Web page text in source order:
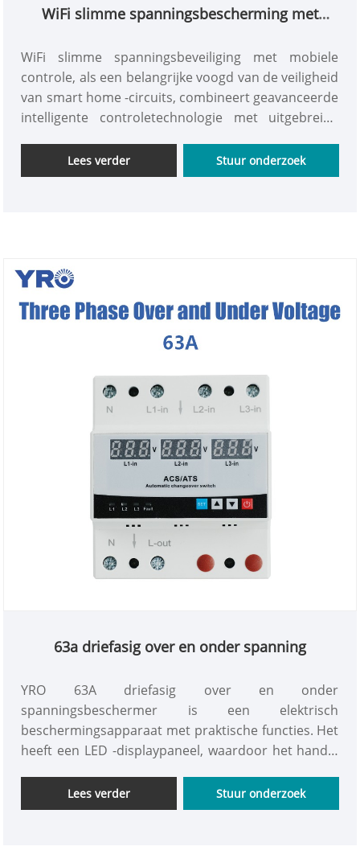
WiFi slimme spanningsbescherming met
WiFi slimme spanningsbeveiliging met mobiele
controle, als een belangrijke voogd van de veiligheid
van smart home -circuits, combineert geavanceerde
intelligente controletechnologie met uitgebreide
via mobiele telefoons kunnen gebruikers de
circuitstatus altijd en overal thuis begrijpen en tijdig
Door de app te openen, kunt u duidelijk begrijpen of
het circuit in één oogopslag aan of uit wordt
aangedreven en de parameters voor
stroomverbruik in realtime wordt nageleefd,
en gemakkelijker wordt.
Lees verder Stuur onderzoek
63a driefasig over en onder spanning
YRO 63A driefasig over en onder
spanningsbeschermer is een elektrisch
beschermingsapparaat met praktische functies. Het
heeft een LED -displaypaneel, waardoor het handig
ondersteunt ook handmatige spanningsaanpassing
en beschikt over een vlamvertragende behuizing,
Lees verder Stuur onderzoek